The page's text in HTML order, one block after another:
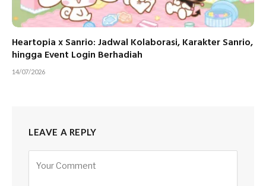
Heartopia x Sanrio: Jadwal Kolaborasi, Karakter Sanrio,
hingga Event Login Berhadiah
14/07/2026
LEAVE A REPLY